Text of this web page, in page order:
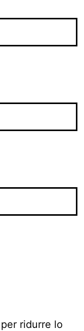
ridurre lo